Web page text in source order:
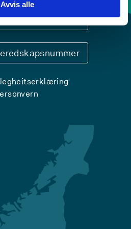
Avvis alle
55 58 58 00